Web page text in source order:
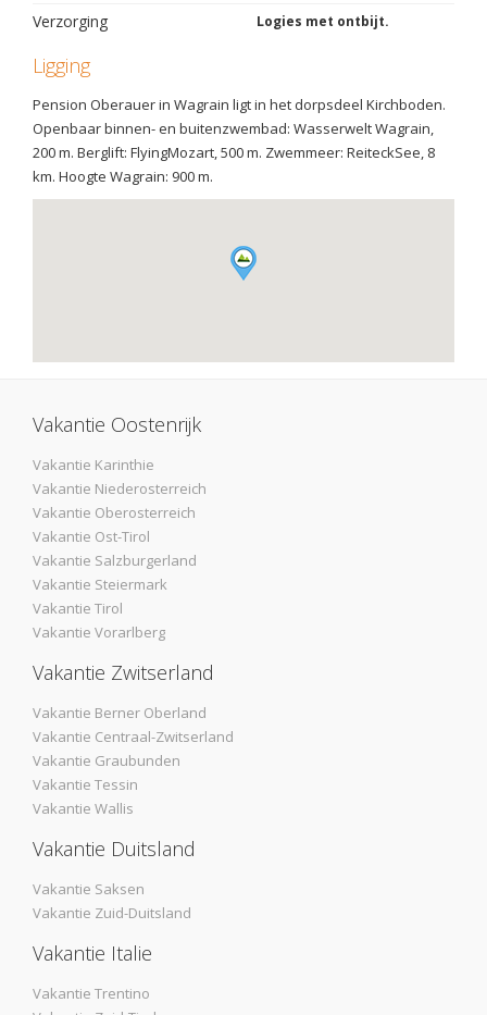
Verzorging Logies met ontbijt.
Ligging
Pension Oberauer in Wagrain ligt in het dorpsdeel Kirchboden.
Openbaar binnen- en buitenzwembad: Wasserwelt Wagrain,
200 m. Berglift: FlyingMozart, 500 m. Zwemmeer: ReiteckSee, 8
km. Hoogte Wagrain: 900 m.
Vakantie Oostenrijk
Vakantie Karinthie
Vakantie Niederosterreich
Vakantie Oberosterreich
Vakantie Ost-Tirol
Vakantie Salzburgerland
Vakantie Steiermark
Vakantie Tirol
Vakantie Vorarlberg
Vakantie Zwitserland
Vakantie Berner Oberland
Vakantie Centraal-Zwitserland
Vakantie Graubunden
Vakantie Tessin
Vakantie Wallis
Vakantie Duitsland
Vakantie Saksen
Vakantie Zuid-Duitsland
Vakantie Italie
Vakantie Trentino